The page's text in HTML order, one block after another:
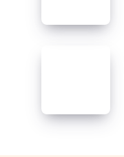
CONSTRUIR
ES